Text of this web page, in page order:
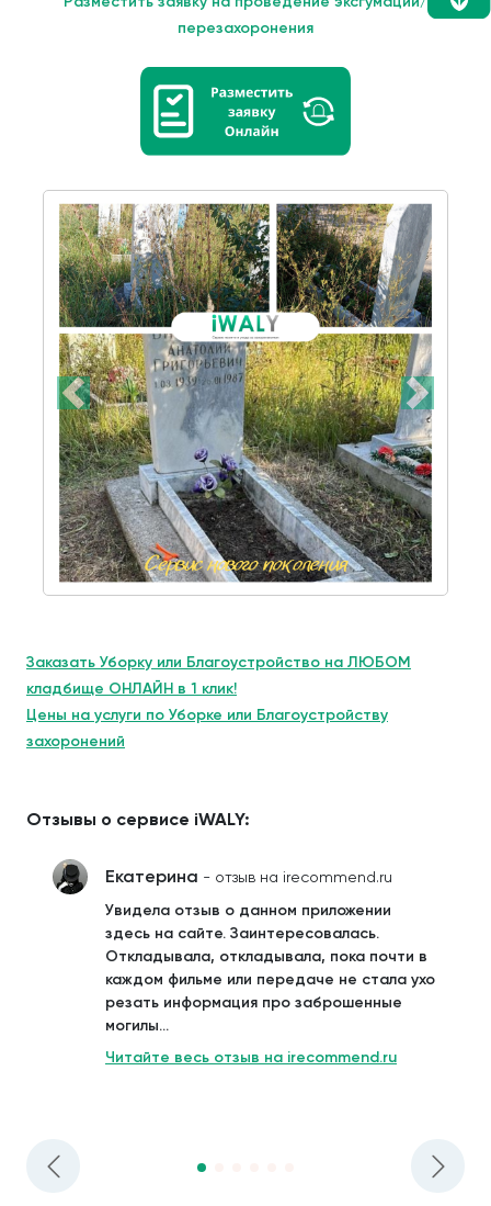
перезахоронения
Заказать Уборку или Благоустройство на ЛЮБОМ
кладбище ОНЛАЙН в 1 клик!
Цены на услуги по Уборке или Благоустройству
захоронений
Отзывы о сервисе iWALY:
Екатерина - отзыв на irecommend.ru
Увидела отзыв о данном приложении
здесь на сайте. Заинтересовалась.
Откладывала, откладывала, пока почти в
каждом фильме или передаче не стала ухо
резать информация про заброшенные
могилы...
Читайте весь отзыв на irecommend.ru